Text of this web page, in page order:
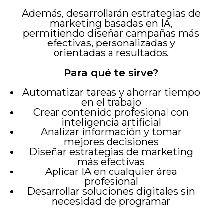
Además, desarrollarán estrategias de
marketing basadas en IA,
permitiendo diseñar campañas más
efectivas, personalizadas y
orientadas a resultados.
Para qué te sirve?
Automatizar tareas y ahorrar tiempo
en el trabajo
Crear contenido profesional con
inteligencia artificial
Analizar información y tomar
mejores decisiones
Diseñar estrategias de marketing
más efectivas
Aplicar IA en cualquier área
profesional
Desarrollar soluciones digitales sin
necesidad de programar